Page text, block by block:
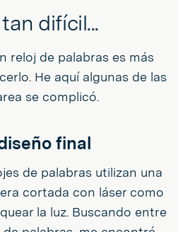
difícil...
reloj de palabras es más
He aquí algunas de las
se complicó.
final
de palabras utilizan una
cortada con láser como
la luz. Buscando entre